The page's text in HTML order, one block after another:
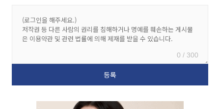
0 / 300